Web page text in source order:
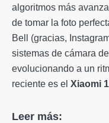
algoritmos más
de tomar la foto
Bell (gracias,
sistemas de cámara
evolucionando a un
reciente es el Xiaomi
Leer más: